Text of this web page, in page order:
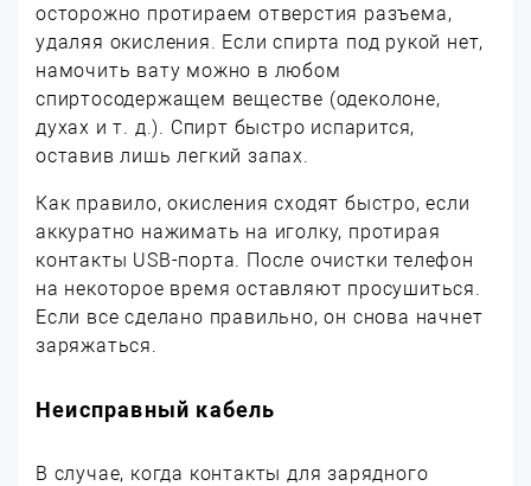
осторожно протираем отверстия разъема,
удаляя окисления. Если спирта под рукой нет,
намочить вату можно в любом
спиртосодержащем веществе (одеколоне,
духах и т. д.). Спирт быстро испарится,
оставив лишь легкий запах.
Как правило, окисления сходят быстро, если
аккуратно нажимать на иголку, протирая
контакты USB-порта. После очистки телефон
на некоторое время оставляют просушиться.
Если все сделано правильно, он снова начнет
заряжаться.
Неисправный кабель
В случае, когда контакты для зарядного